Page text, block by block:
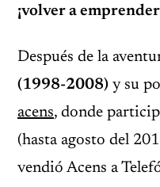
¡volver a
Después de la
(1998-2008) y su
acens, donde
(hasta agosto del
vendió Acens a